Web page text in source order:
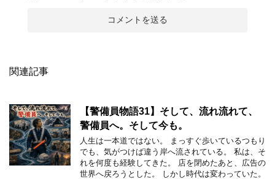
関連記事
【警備員物語31】そして、流れ流れて、
警備員へ。そして今も。
人生は一本道ではない。 まっすぐ歩いているつもり
でも、気がつけば違う岸へ流されている。 私は、そ
れを何度も経験してきた。 店を閉めたあと、広告の
世界へ戻ろうとした。 しかし時代は変わっていた。